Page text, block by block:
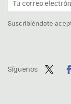
Suscribiéndote
Síguenos